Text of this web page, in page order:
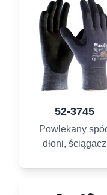
52-3745
Powlekany
dłoni, ściągacz